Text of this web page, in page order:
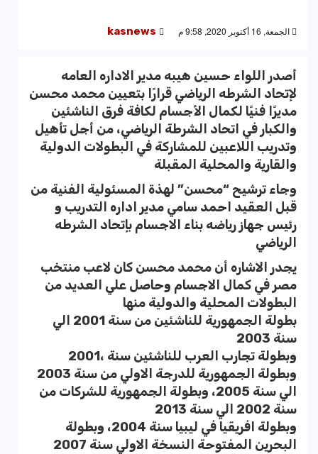
الجمعة, 16 أكتوبر 2020, 9:58 م kasnews
أصدر اللواء حسين هيبه مدير الاداره العامه
لإتحاد الشرطه الرياضي قرارًا بتعيين محمد محسن
مديرًا فنيًا لكمال الأجسام لكافة فرق الناشئين
والكبار في اتحاد الشرطة الرياضي، من أجل تأهيل
وتدريب اللاعبين للمشاركة في البطولات الدولية
والقارية والمحلية المقبلة
وجاء ترشيح “محسن” لهذة المسئولية الفنية من
قبل العقيد احمد سامي مدير اداره التدريب و
رئيس جهاز رياضه بناء الاجسام بإتحاد الشرطه
الرياضي
يجدر الاشاره أن محمد محسن كان لاعب منتخب
مصر في كمال الاجسام وحاصل علي العديد من
البطولات المحلية والدولية منها
بطولة الجمهورية للناشئين من سنة 2001 الي
سنة 2003
وبطولة تجارب العرب للناشئين سنة 2001‪،
وبطولة الجمهورية للدرجة الاولي من سنة 2003
الي سنة 2005، وبطولة الجمهورية للشركات من
سنة 2002 الي سنة 2013
وبطولة افريقيا في ليبيا سنة 2004، وبطولة
البحرين المفتوحة النسخة الاولي سنة 2007‪